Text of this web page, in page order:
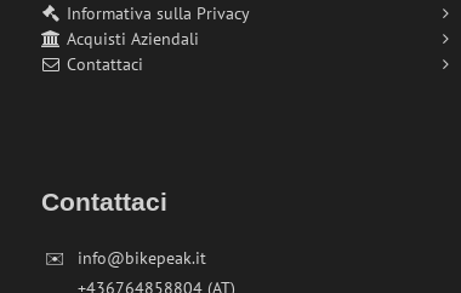
Informativa sulla Privacy
Acquisti Aziendali
Contattaci
Contattaci
✉️
info@bikepeak.it
+436764858804 (AT)